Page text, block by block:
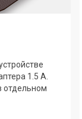
1.5 А.
отдельном